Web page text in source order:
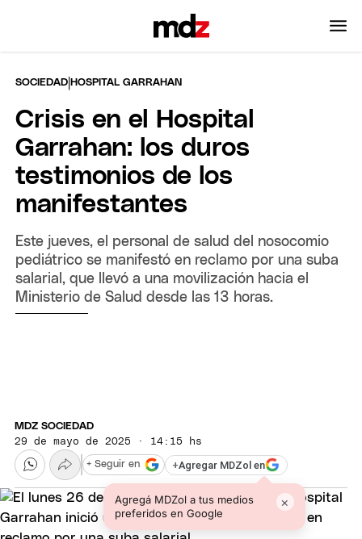
SOCIEDAD |HOSPITAL GARRAHAN
Crisis en el Hospital
Garrahan: los duros
testimonios de los
manifestantes
Este jueves, el personal de salud del nosocomio
pediátrico se manifestó en reclamo por una suba
salarial, que llevó a una movilización hacia el
Ministerio de Salud desde las 13 horas.
MDZ SOCIEDAD
29 de mayo de 2025 · 14:15 hs
+Agregar MDZol en
Agregá MDZol a tus medios
preferidos en Google
×
+ Seguir en